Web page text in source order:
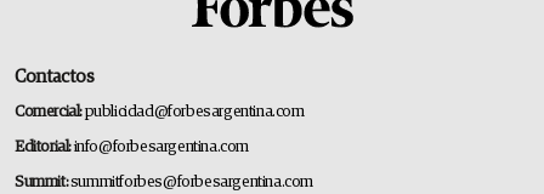
Contactos
Comercial:publicidad@forbesargentina.com
Editorial:info@forbesargentina.com
Summit:summitforbes@forbesargentina.com